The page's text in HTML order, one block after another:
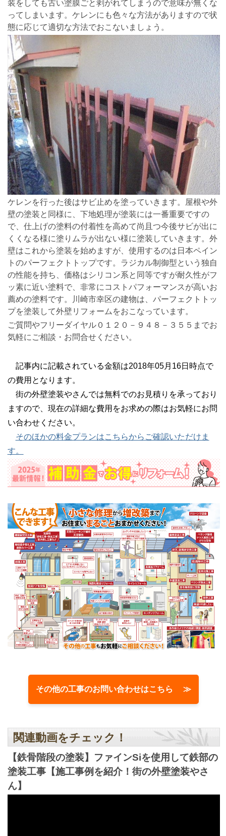
装をしても古い塗膜ごと剥がれてしまうので意味が無くな
ってしまいます。ケレンにも色々な方法がありますので状
態に応じて適切な方法でおこないましょう。
ケレンを行った後はサビ止めを塗っていきます。屋根や外
壁の塗装と同様に、下地処理が塗装には一番重要ですの
で、仕上げの塗料の付着性を高めて尚且つ今後サビが出に
くくなる様に塗りムラが出ない様に塗装していきます。外
壁はこれから塗装を始めますが、使用するのは日本ペイン
トのパーフェクトトップです。ラジカル制御型という独自
の性能を持ち、価格はシリコン系と同等ですが耐久性がフ
ッ素に近い塗料で、非常にコストパフォーマンスが高いお
薦めの塗料です。川崎市幸区の建物は、パーフェクトトッ
プを塗装して外壁リフォームをおこなっています。
ご質問やフリーダイヤル０１２０－９４８－３５５までお
気軽にご相談・お問合せください。
記事内に記載されている金額は2018年05月16日時点で
の費用となります。
街の外壁塗装やさんでは無料でのお見積りを承っており
ますので、現在の詳細な費用をお求めの際はお気軽にお問
い合わせください。
そのほかの料金プランはこちらからご確認いただけま
す。
その他の工事のお問い合わせはこちら ≫
関連動画をチェック！
【鉄骨階段の塗装】ファインSiを使用して鉄部の
塗装工事【施工事例を紹介！街の外壁塗装やさ
ん】